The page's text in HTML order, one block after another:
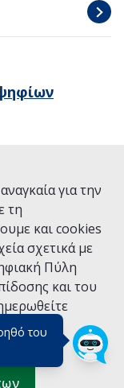
του
για την
τη
και cookies
σχετικά με
Πύλη
και του
Ψηφιακής